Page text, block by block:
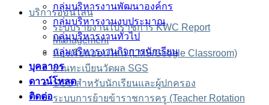
บริการออนไลน์
ระบบรายงานไปราชการ KWC Report
Management
ห้องเรียนออนไลน์ (LMS/Google Classroom)
งานทะเบียนวัดผล SGS
SGS สำหรับนักเรียนและผู้ปกครอง
ระบบการย้ายข้าราชการครู (Teacher Rotation
กลุ่มบริหารงานพัฒนาองค์กร
กลุ่มบริหารงานงบประมาณ
กลุ่มบริหารงานทั่วไป
กลุ่มบริหารงานกิจการนักเรียน
บุคลากร
ดาวน์โหลด
ติดต่อ